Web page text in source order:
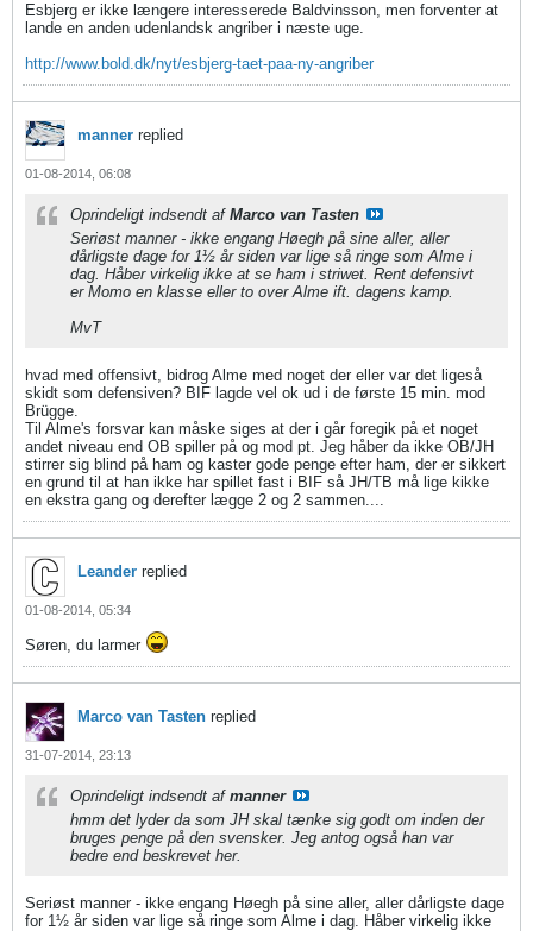
Esbjerg er ikke længere interesserede Baldvinsson, men forventer at
lande en anden udenlandsk angriber i næste uge.
http://www.bold.dk/nyt/esbjerg-taet-paa-ny-angriber
manner replied
01-08-2014, 06:08
Oprindeligt indsendt af Marco van Tasten
Seriøst manner - ikke engang Høegh på sine aller, aller
dårligste dage for 1½ år siden var lige så ringe som Alme i
dag. Håber virkelig ikke at se ham i striwet. Rent defensivt
er Momo en klasse eller to over Alme ift. dagens kamp.
MvT
hvad med offensivt, bidrog Alme med noget der eller var det ligeså
skidt som defensiven? BIF lagde vel ok ud i de første 15 min. mod
Brügge.
Til Alme's forsvar kan måske siges at der i går foregik på et noget
andet niveau end OB spiller på og mod pt. Jeg håber da ikke OB/JH
stirrer sig blind på ham og kaster gode penge efter ham, der er sikkert
en grund til at han ikke har spillet fast i BIF så JH/TB må lige kikke
en ekstra gang og derefter lægge 2 og 2 sammen....
Leander replied
01-08-2014, 05:34
Søren, du larmer
Marco van Tasten replied
31-07-2014, 23:13
Oprindeligt indsendt af manner
hmm det lyder da som JH skal tænke sig godt om inden der
bruges penge på den svensker. Jeg antog også han var
bedre end beskrevet her.
Seriøst manner - ikke engang Høegh på sine aller, aller dårligste dage
for 1½ år siden var lige så ringe som Alme i dag. Håber virkelig ikke